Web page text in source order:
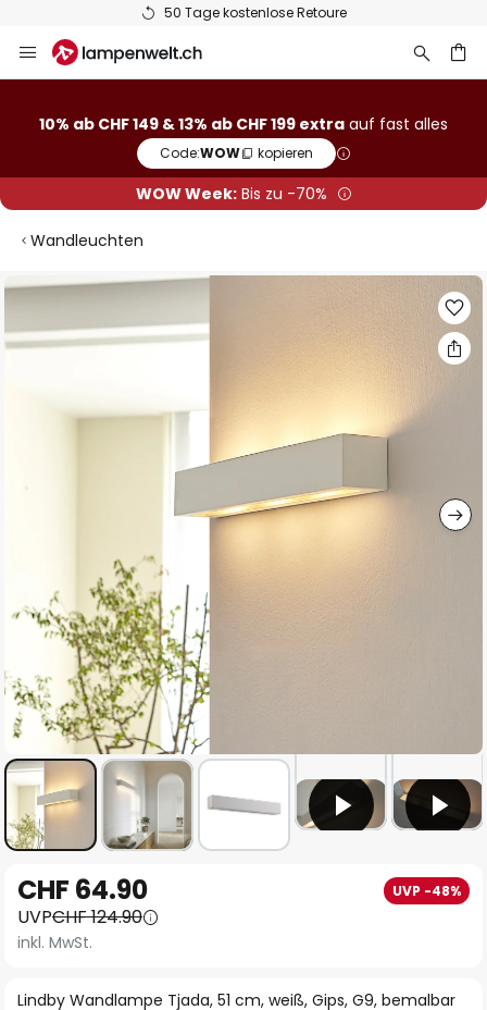
50 Tage kostenlose Retoure
Inhalt
10% ab CHF 149 & 13% ab CHF 199 extra auf fast alles
Code:WOW kopieren
WOW Week:Bis zu -70%
Wandleuchten
Zum
der
Anfang
der
Bildgalerie
Lindby Wandlampe Tjada, 51 cm, weiß, Gips, G9, bemalbar
CHF 64.90 UVP -48%
UVPCHF 124.90
inkl. MwSt.